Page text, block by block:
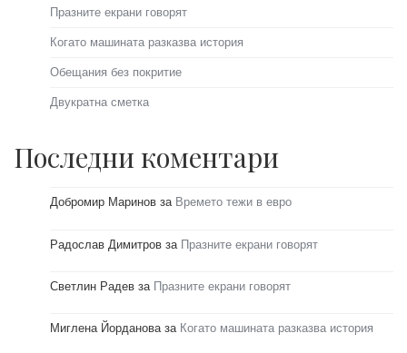
Празните екрани говорят
Когато машината разказва история
Обещания без покритие
Двукратна сметка
Последни коментари
Добромир Маринов за Времето тежи в евро
Радослав Димитров за Празните екрани говорят
Светлин Радев за Празните екрани говорят
Миглена Йорданова за Когато машината разказва история